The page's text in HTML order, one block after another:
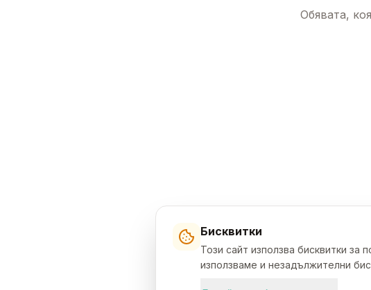
Обявата,
Бисквитки
Този сайт използва бисквитки
използваме и незадължителни